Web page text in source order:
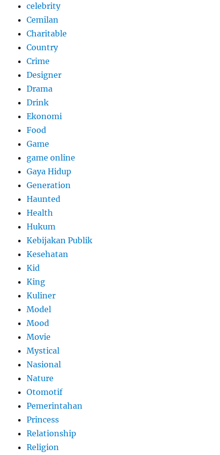
celebrity
Cemilan
Charitable
Country
Crime
Designer
Drama
Drink
Ekonomi
Food
Game
game online
Gaya Hidup
Generation
Haunted
Health
Hukum
Kebijakan Publik
Kesehatan
Kid
King
Kuliner
Model
Mood
Movie
Mystical
Nasional
Nature
Otomotif
Pemerintahan
Princess
Relationship
Religion